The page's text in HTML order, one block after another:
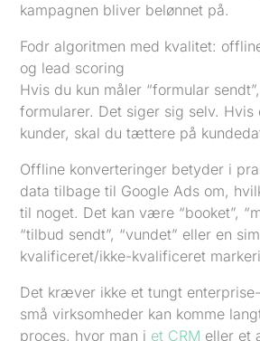
kampagnen bliver belønnet på.
Fodr algoritmen med kvalitet:
og lead scoring
Hvis du kun måler “formular
formularer. Det siger sig selv.
kunder, skal du tættere på
Offline konverteringer betyder i
data tilbage til Google Ads om,
til noget. Det kan være “booket”,
“tilbud sendt”, “vundet” eller en
kvalificeret/ikke-kvalificeret
Det kræver ikke et tungt
små virksomheder kan komme
proces, hvor man i et CRM eller et